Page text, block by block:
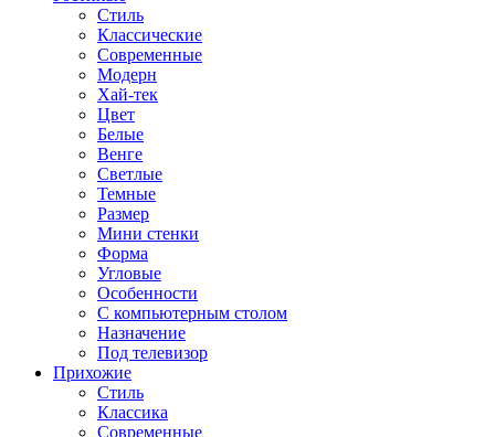
Стиль
Классические
Современные
Модерн
Хай-тек
Цвет
Белые
Венге
Светлые
Темные
Размер
Мини стенки
Форма
Угловые
Особенности
С компьютерным столом
Назначение
Под телевизор
Прихожие
Стиль
Классика
Современные